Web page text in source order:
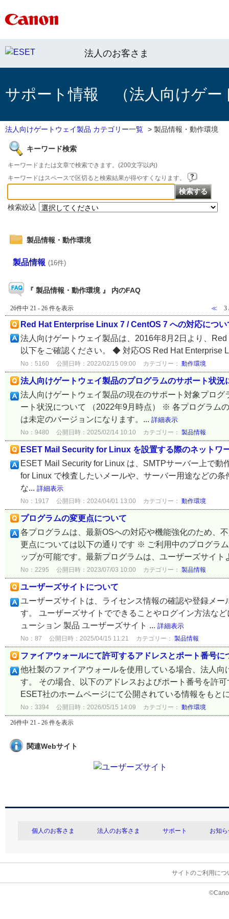
法人のお客さま
サポート情報 （法人向けゲー
法人向けゲートウェイ製品 カテゴリー一覧 > 製品情報・動作環境
キーワード検索
キーワードまたは文章で検索できます。(200文字以内)
キーワードはスペースで区切ると検索結果が得やすくなります。
検索絞込
製品情報・動作環境
製品情報 (16件)
『 製品情報・動作環境 』 内のFAQ
26件中 21 - 26 件を表示 ≪ 3
Red Hat Enterprise Linux 7 / CentOS 7 への対応につい
法人向けゲートウェイ製品は、2016年8月2日より、
以下をご確認ください。 ◆ 対応OS Red Hat Enterprise
No：5160 公開日時：2022/02/15 09:00 カテゴリー： 動作環境
法人向けゲートウェイ製品のプログラムのサポート状況
法人向けゲートウェイ製品の現在のサポート対象プロ
ート状況について （2022年9月時点） ※ 各プログラム
は未定のバージョンになります。... 詳細表示
No：9480 公開日時：2025/02/14 10:10 カテゴリー： 製品情報
ESET Mail Security for Linux を設置する際のネットワ
ESET Mail Security for Linux は、SMTPサーバー上で
for Linux で検査したいメールや、サーバー用途などの
な... 詳細表示
No：1917 公開日時：2024/04/01 13:00 カテゴリー： 動作環境
プログラムの変更点について
各プログラムは、最新OSへの対応や機能強化のため、
更点については以下の通りです ※ ご利用中のプログラ
ップが可能です。最新プログラムは、ユーザーズサイ
No：2295 公開日時：2023/07/03 10:00 カテゴリー： 製品情報
ユーザーズサイトについて
ユーザーズサイトは、ライセンス情報の確認や登録メ
す。 ユーザーズサイトでできることやログイン方法な
ューション 製品 ユーザーズサイト ... 詳細表示
No：87 公開日時：2025/04/15 11:21 カテゴリー： 製品情報
ファイアウォールにて許可するアドレスとポート番号に
他社製のファイアウォールを使用している場合、法人
す。 その場合、以下のアドレスおよびポート番号を許
ESET社のホームページにて公開されている情報をもと
No：3394 公開日時：2026/05/15 14:09 カテゴリー： 動作環境
26件中 21 - 26 件を表示
関連Webサイト
個人のお客さま 法人のお客さま サポート お知
サイトのご利用につ